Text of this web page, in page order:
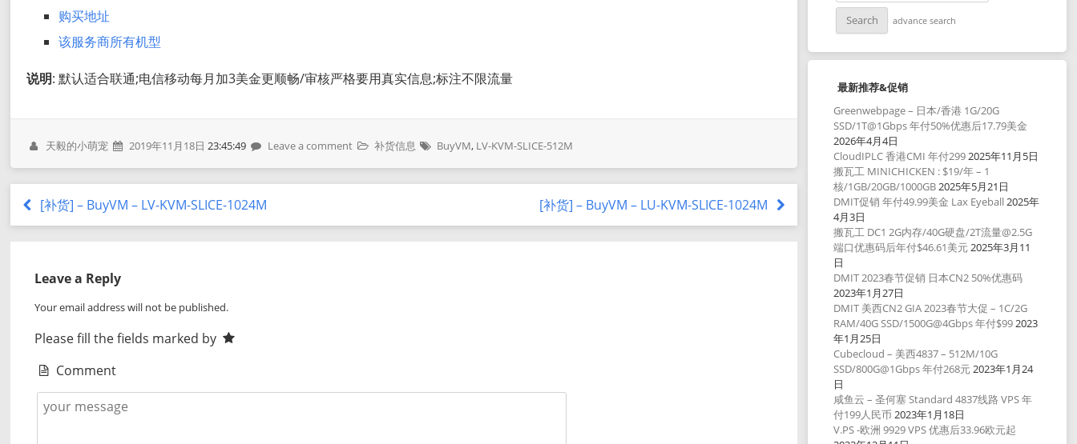
购买地址
该服务商所有机型
说明: 默认适合联通;电信移动每月加3美金更顺畅/审核严格要用真实信息;标注不限流量
天毅的小萌宠 2019年11月18日 23:45:49 Leave a comment 补货信息 BuyVM, LV-KVM-SLICE-512M
[补货] – BuyVM – LV-KVM-SLICE-1024M [补货] – BuyVM – LU-KVM-SLICE-1024M
Leave a Reply
Your email address will not be published.
Please fill the fields marked by
Comment
advance search
最新推荐&促销
Greenwebpage – 日本/香港 1G/20G
SSD/1T@1Gbps 年付50%优惠后17.79美金
2026年4月4日
CloudIPLC 香港CMI 年付2992025年11月5日
搬瓦工 MINICHICKEN : $19/年 – 1
核/1GB/20GB/1000GB2025年5月21日
DMIT促销 年付49.99美金 Lax Eyeball 2025年
4月3日
搬瓦工 DC1 2G内存/40G硬盘/2T流量@2.5G
端口优惠码后年付$46.61美元2025年3月11
日
DMIT 2023春节促销 日本CN2 50%优惠码
2023年1月27日
DMIT 美西CN2 GIA 2023春节大促 – 1C/2G
RAM/40G SSD/1500G@4Gbps 年付$992023
年1月25日
Cubecloud – 美西4837 – 512M/10G
SSD/800G@1Gbps 年付268元2023年1月24
日
咸鱼云 – 圣何塞 Standard 4837线路 VPS 年
付199人民币 2023年1月18日
V.PS -欧洲 9929 VPS 优惠后33.96欧元起